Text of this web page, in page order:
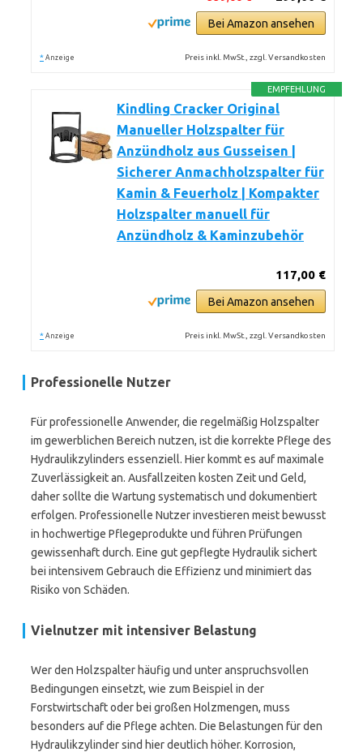
Bei Amazon ansehen
* Anzeige Preis inkl. MwSt., zzgl. Versandkosten
EMPFEHLUNG
Kindling Cracker Original
Manueller Holzspalter für
Anzündholz aus Gusseisen |
Sicherer Anmachholzspalter für
Kamin & Feuerholz | Kompakter
Holzspalter manuell für
Anzündholz & Kaminzubehör
117,00 €
Bei Amazon ansehen
* Anzeige Preis inkl. MwSt., zzgl. Versandkosten
Professionelle Nutzer
Für professionelle Anwender, die regelmäßig Holzspalter
im gewerblichen Bereich nutzen, ist die korrekte Pflege des
Hydraulikzylinders essenziell. Hier kommt es auf maximale
Zuverlässigkeit an. Ausfallzeiten kosten Zeit und Geld,
daher sollte die Wartung systematisch und dokumentiert
erfolgen. Professionelle Nutzer investieren meist bewusst
in hochwertige Pflegeprodukte und führen Prüfungen
gewissenhaft durch. Eine gut gepflegte Hydraulik sichert
bei intensivem Gebrauch die Effizienz und minimiert das
Risiko von Schäden.
Vielnutzer mit intensiver Belastung
Wer den Holzspalter häufig und unter anspruchsvollen
Bedingungen einsetzt, wie zum Beispiel in der
Forstwirtschaft oder bei großen Holzmengen, muss
besonders auf die Pflege achten. Die Belastungen für den
Hydraulikzylinder sind hier deutlich höher. Korrosion,